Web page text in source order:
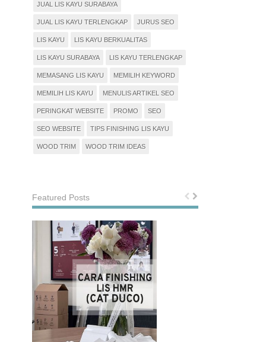
JUAL LIS KAYU SURABAYA
JUAL LIS KAYU TERLENGKAP JURUS SEO
LIS KAYU LIS KAYU BERKUALITAS
LIS KAYU SURABAYA LIS KAYU TERLENGKAP
MEMASANG LIS KAYU MEMILIH KEYWORD
MEMILIH LIS KAYU MENULIS ARTIKEL SEO
PERINGKAT WEBSITE PROMO SEO
SEO WEBSITE TIPS FINISHING LIS KAYU
WOOD TRIM WOOD TRIM IDEAS
Featured Posts